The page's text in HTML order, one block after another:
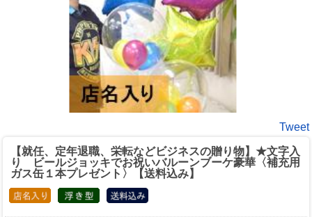
Tweet
【就任、定年退職、栄転などビジネスの贈り物】★文字入
り ビールジョッキでお祝いバルーンブーケ豪華〈補充用
ガス缶１本プレゼント〉【送料込み】